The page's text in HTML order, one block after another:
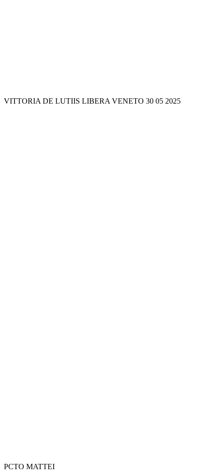
VITTORIA DE LUTIIS LIBERA VENETO 30 05 2025
PCTO MATTEI